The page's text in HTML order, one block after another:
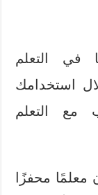
في التعلم
استخدامك
مع التعلم
معلمًا محفزًا